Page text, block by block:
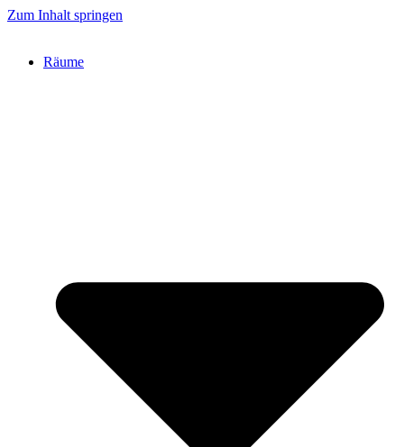
Zum Inhalt springen
Räume